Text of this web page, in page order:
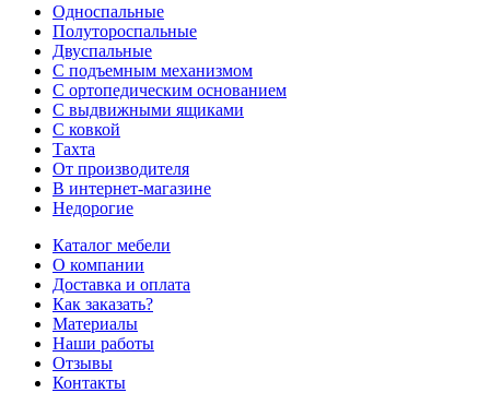
Односпальные
Полутороспальные
Двуспальные
С подъемным механизмом
С ортопедическим основанием
С выдвижными ящиками
С ковкой
Тахта
От производителя
В интернет-магазине
Недорогие
Каталог мебели
О компании
Доставка и оплата
Как заказать?
Материалы
Наши работы
Отзывы
Контакты